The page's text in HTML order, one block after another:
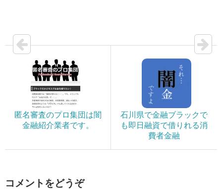
匿名審査のプロ集団は闇
金融紹介業者です。
石川県で金融ブラックで
も即日融資で借りれる消
費者金融
コメントをどうぞ